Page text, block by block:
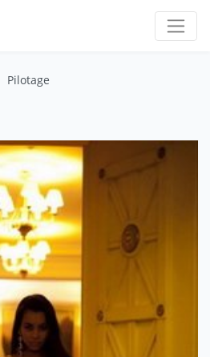
Pilotage